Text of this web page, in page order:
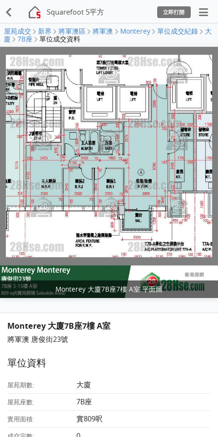
Squarefoot 5平方 立即打開
屋苑成交 新界 將軍澳區 將軍澳 Monterey 單位成交紀錄
大
廈
7B座 單位成交資料
Monterey 大廈7B座7樓 A室 平面圖
Monterey 大廈7B座7樓 A室
將軍澳 唐俊街23號
單位資料
屋苑期數: 大廈
屋苑座數: 7B座
實用面積: 實809呎